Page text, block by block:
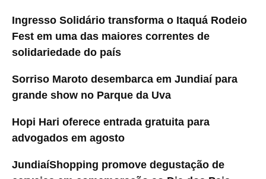
Ingresso Solidário transforma o Itaquá Rodeio
Fest em uma das maiores correntes de
solidariedade do país
Sorriso Maroto desembarca em Jundiaí para
grande show no Parque da Uva
Hopi Hari oferece entrada gratuita para
advogados em agosto
JundiaíShopping promove degustação de